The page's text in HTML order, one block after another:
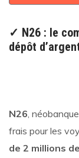
✓ N26 : le
dépôt
N26 ,
frais pour les
de 2 millions